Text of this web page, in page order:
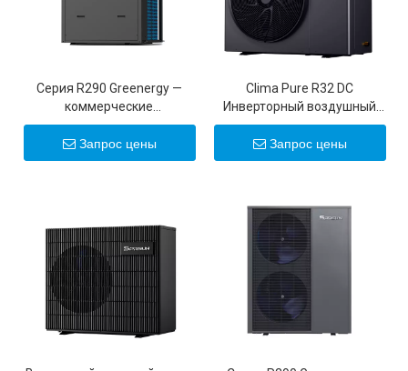
Серия R290 Greenergy —
коммерческие
инверторные тепловые
насосы мощностью 50
кВт/100 кВт
Запрос цены
Clima Pure R32 DC
Инверторный воздушный
тепловой насос
Запрос цены